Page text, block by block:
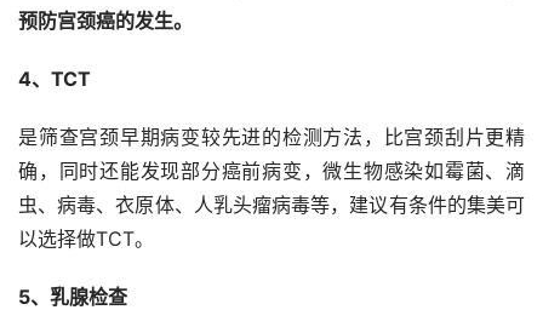
预防宫颈癌的发生。
4、TCT
是筛查宫颈早期病变较先进的检测方法，比宫颈刮片更精
确，同时还能发现部分癌前病变，微生物感染如霉菌、滴
虫、病毒、衣原体、人乳头瘤病毒等，建议有条件的集美可
以选择做TCT。
5、乳腺检查